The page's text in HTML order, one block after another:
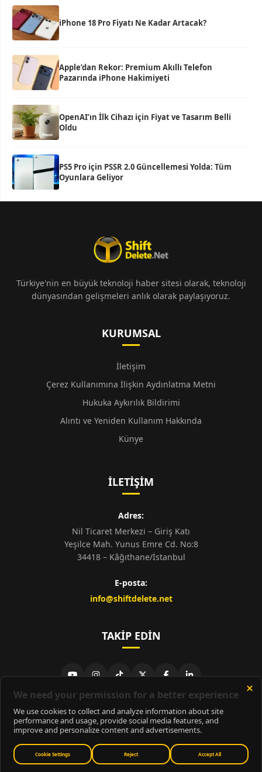
iPhone 18 Pro Fiyatı Ne Kadar Artacak?
Apple’dan Rekor: Premium Akıllı Telefon
Pazarında iPhone Hakimiyeti
OpenAI’ın İlk Cihazı için Fiyat ve Tasarım Belli
Oldu
PS5 Pro için PSSR 2.0 Güncellemesi Yolda: Tüm
Oyunlara Geliyor
Türkiye'nin en büyük teknoloji haber sitesi olarak, teknoloji
dünyasından gelişmeleri anlık olarak paylaşıyoruz.
KURUMSAL
İletişim
Çerez Kullanımına İlişkin Aydınlatma Metni
Hukuka Aykırılık Bildirimi
Alıntı ve Yeniden Kullanım Hakkında
Künye
İLETIŞIM
Adres:
Nil Ticaret Merkezi – Giriş Katı
Yeşilce Mah. Yunus Emre Cd. No:8
34418 – Kâğıthane/İstanbul
E-posta:
info@shiftdelete.net
TAKIP EDIN
© 2026ShiftDelete.Net- Tüm hakları saklıdır.
ShiftDelete.Net, İnternet Medyası ve Bilişim Muhabirleri Derneği
üyesidir.